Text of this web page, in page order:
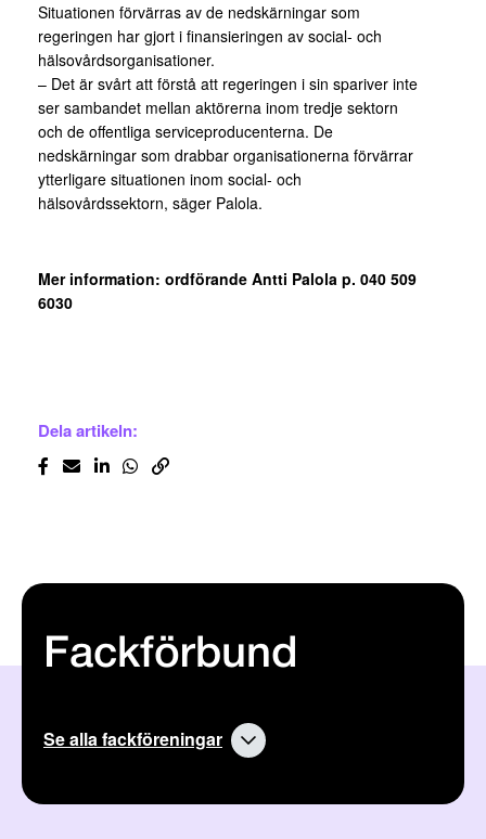
Situationen förvärras av de nedskärningar som
regeringen har gjort i finansieringen av social- och
hälsovårdsorganisationer.
– Det är svårt att förstå att regeringen i sin spariver inte
ser sambandet mellan aktörerna inom tredje sektorn
och de offentliga serviceproducenterna. De
nedskärningar som drabbar organisationerna förvärrar
ytterligare situationen inom social- och
hälsovårdssektorn, säger Palola.
Mer information: ordförande Antti Palola p. 040 509
6030
Dela artikeln:
Fackförbund
Se alla fackföreningar